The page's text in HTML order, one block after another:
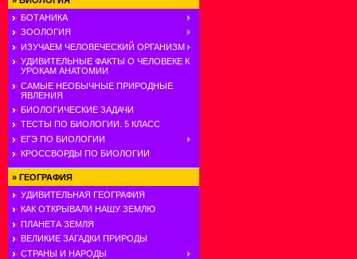
БОТАНИКА
ЗООЛОГИЯ
ИЗУЧАЕМ ЧЕЛОВЕЧЕСКИЙ ОРГАНИЗМ
УДИВИТЕЛЬНЫЕ ФАКТЫ О ЧЕЛОВЕКЕ К
УРОКАМ АНАТОМИИ
САМЫЕ НЕОБЫЧНЫЕ ПРИРОДНЫЕ
ЯВЛЕНИЯ
БИОЛОГИЧЕСКИЕ ЗАДАЧИ
ТЕСТЫ ПО БИОЛОГИИ. 5 КЛАСС
ЕГЭ ПО БИОЛОГИИ
КРОССВОРДЫ ПО БИОЛОГИИ
» ГЕОГРАФИЯ
УДИВИТЕЛЬНАЯ ГЕОГРАФИЯ
КАК ОТКРЫВАЛИ НАШУ ЗЕМЛЮ
ПЛАНЕТА ЗЕМЛЯ
ВЕЛИКИЕ ЗАГАДКИ ПРИРОДЫ
СТРАНЫ И НАРОДЫ